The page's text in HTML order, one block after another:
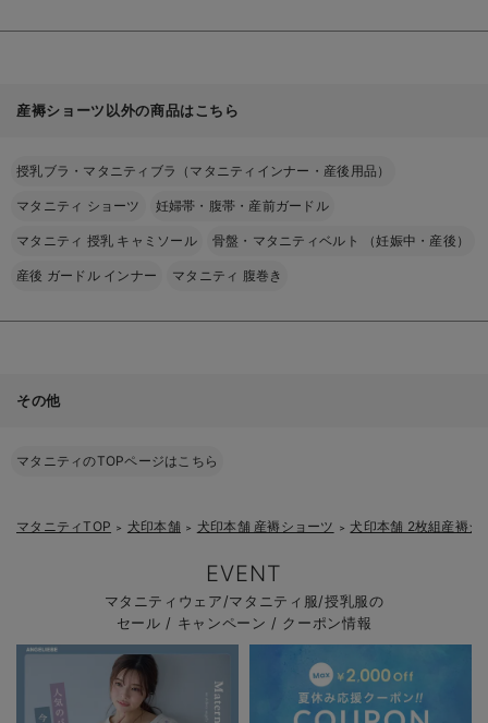
産褥ショーツ以外の商品はこちら
授乳ブラ・マタニティブラ（マタニティインナー・産後用品）
マタニティ ショーツ 妊婦帯・腹帯・産前ガードル
マタニティ 授乳 キャミソール 骨盤・マタニティベルト （妊娠中・産後）
産後 ガードル インナー マタニティ 腹巻き
その他
マタニティのTOPページはこちら
マタニティTOP ＞ 犬印本舗 ＞ 犬印本舗 産褥ショーツ ＞ 犬印本舗 2枚組産褥
EVENT
マタニティウェア/マタニティ服/授乳服の
セール / キャンペーン / クーポン情報